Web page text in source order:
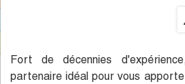
Fort de décennies
partenaire idéal pour vous